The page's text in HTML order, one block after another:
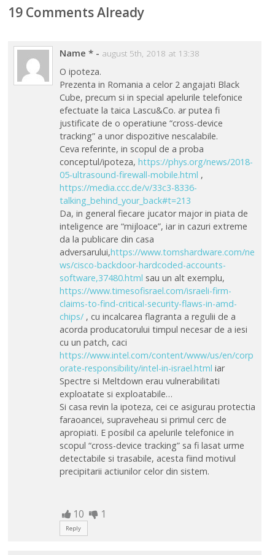
19 Comments Already
Name * - august 5th, 2018 at 13:38
O ipoteza.
Prezenta in Romania a celor 2 angajati Black
Cube, precum si in special apelurile telefonice
efectuate la taica Lascu&Co. ar putea fi
justificate de o operatiune “cross-device
tracking” a unor dispozitive nescalabile.
Ceva referinte, in scopul de a proba
conceptul/ipoteza, https://phys.org/news/2018-
05-ultrasound-firewall-mobile.html ,
https://media.ccc.de/v/33c3-8336-
talking_behind_your_back#t=213
Da, in general fiecare jucator major in piata de
inteligence are “mijloace”, iar in cazuri extreme
da la publicare din casa
adversarului,https://www.tomshardware.com/ne
ws/cisco-backdoor-hardcoded-accounts-
software,37480.html sau un alt exemplu,
https://www.timesofisrael.com/israeli-firm-
claims-to-find-critical-security-flaws-in-amd-
chips/, cu incalcarea flagranta a regulii de a
acorda producatorului timpul necesar de a iesi
cu un patch, caci
https://www.intel.com/content/www/us/en/corp
orate-responsibility/intel-in-israel.html iar
Spectre si Meltdown erau vulnerabilitati
exploatate si exploatabile…
Si casa revin la ipoteza, cei ce asigurau protectia
faraoancei, supraveheau si primul cerc de
apropiati. E posibil ca apelurile telefonice in
scopul “cross-device tracking” sa fi lasat urme
detectabile si trasabile, acesta fiind motivul
precipitarii actiunilor celor din sistem.
10 1
Reply